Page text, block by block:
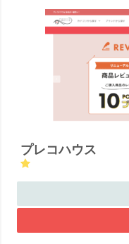
プレコハウス